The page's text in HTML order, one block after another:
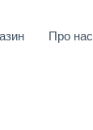
Про нас